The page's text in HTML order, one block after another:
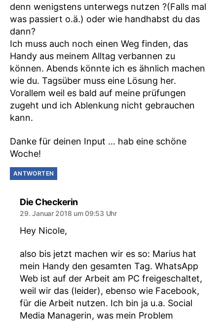
denn wenigstens unterwegs nutzen ?(Falls mal
was passiert o.ä.) oder wie handhabst du das
dann?
Ich muss auch noch einen Weg finden, das
Handy aus meinem Alltag verbannen zu
können. Abends könnte ich es ähnlich machen
wie du. Tagsüber muss eine Lösung her.
Vorallem weil es bald auf meine prüfungen
zugeht und ich Ablenkung nicht gebrauchen
kann.
Danke für deinen Input … hab eine schöne
Woche!
ANTWORTEN
Die Checkerinsagt:
29. Januar 2018 um 09:53 Uhr
Hey Nicole,
also bis jetzt machen wir es so: Marius hat
mein Handy den gesamten Tag. WhatsApp
Web ist auf der Arbeit am PC freigeschaltet,
weil wir das (leider), ebenso wie Facebook,
für die Arbeit nutzen. Ich bin ja u.a. Social
Media Managerin, was mein Problem